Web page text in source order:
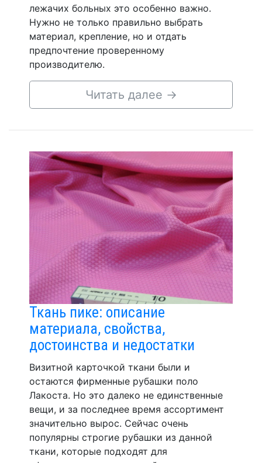
лежачих больных это особенно важно.
Нужно не только правильно выбрать
материал, крепление, но и отдать
предпочтение проверенному
производителю.
Читать далее →
Ткань пике: описание
материала, свойства,
достоинства и недостатки
Визитной карточкой ткани были и
остаются фирменные рубашки поло
Лакоста. Но это далеко не единственные
вещи, и за последнее время ассортимент
значительно вырос. Сейчас очень
популярны строгие рубашки из данной
ткани, которые подходят для